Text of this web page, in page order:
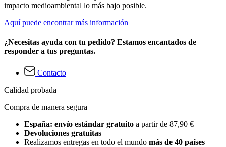
impacto medioambiental lo más bajo posible.
Aquí puede encontrar más información
¿Necesitas ayuda con tu pedido? Estamos encantados de
responder a tus preguntas.
Contacto
Calidad probada
Compra de manera segura
España: envío estándar gratuito a partir de 87,90 €
Devoluciones gratuitas
Realizamos entregas en todo el mundo más de 40 países